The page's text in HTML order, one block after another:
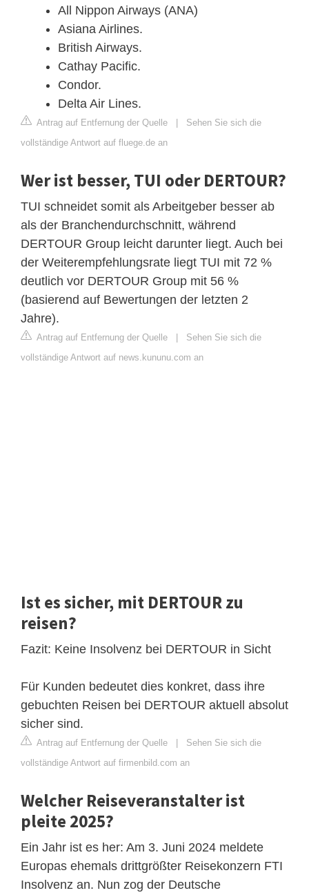
All Nippon Airways (ANA)
Asiana Airlines.
British Airways.
Cathay Pacific.
Condor.
Delta Air Lines.
Antrag auf Entfernung der Quelle | Sehen Sie sich die
vollständige Antwort auf fluege.de an
Wer ist besser, TUI oder DERTOUR?
TUI schneidet somit als Arbeitgeber besser ab
als der Branchendurchschnitt, während
DERTOUR Group leicht darunter liegt. Auch bei
der Weiterempfehlungsrate liegt TUI mit 72 %
deutlich vor DERTOUR Group mit 56 %
(basierend auf Bewertungen der letzten 2
Jahre).
Antrag auf Entfernung der Quelle | Sehen Sie sich die
vollständige Antwort auf news.kununu.com an
Ist es sicher, mit DERTOUR zu
reisen?
Fazit: Keine Insolvenz bei DERTOUR in Sicht
Für Kunden bedeutet dies konkret, dass ihre
gebuchten Reisen bei DERTOUR aktuell absolut
sicher sind.
Antrag auf Entfernung der Quelle | Sehen Sie sich die
vollständige Antwort auf firmenbild.com an
Welcher Reiseveranstalter ist
pleite 2025?
Ein Jahr ist es her: Am 3. Juni 2024 meldete
Europas ehemals drittgrößter Reisekonzern FTI
Insolvenz an. Nun zog der Deutsche